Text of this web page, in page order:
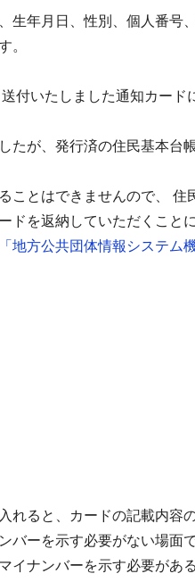
生年月日、性別、個人番号
。
付いたしました通知カード
たが、発行済の住民基本台
ことはできませんので、 住
ドを返納していただくこと
「地方公共団体情報システム機
れると、カードの記載内容
バーを示す必要がない場面
イナンバーを示す必要があ